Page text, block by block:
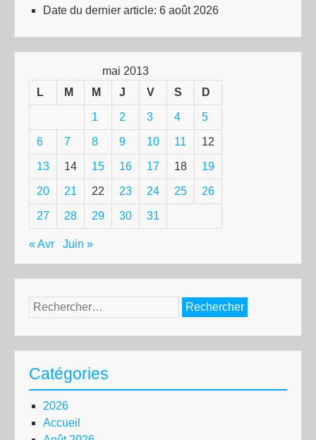
Date du dernier article: 6 août 2026
mai 2013
L
M M J V S D
1 2 3 4 5
6 7 8 9 10 11 12
13 14 15 16 17 18 19
20 21 22 23 24 25 26
27 28 29 30 31
« Avr Juin »
Rechercher :
Catégories
2026
Accueil